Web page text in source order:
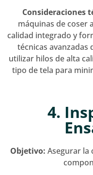
Consideraciones
máquinas de coser
calidad integrado y
técnicas avanzadas
utilizar hilos de alta
tipo de tela para
4.
Objetivo: Asegurar la